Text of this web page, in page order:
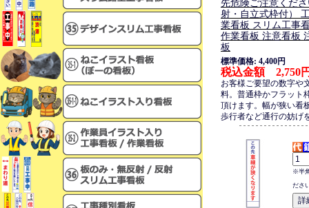
先危険ご注意くだ
射・自立式枠付）
業看板 スリム工事
作業看板 注意看板
板
標準価格: 4,400円
税込金額 2,750
お客様ご要望の数字や
料。普通枠かフラット
頂けます。幅が狭い看
歩行者など通行の妨げ
※半
ださ